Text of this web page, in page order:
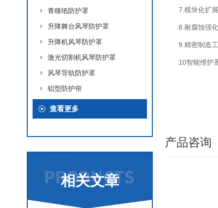
青稞纸防护罩
升降舞台风琴防护罩
升降机风琴防护罩
激光切割机风琴防护罩
风琴导轨防护罩
铝型防护帘
查看更多
相关文章
7.模块化扩
8.耐腐蚀强
9.精密制造
10智能维护
产品咨询